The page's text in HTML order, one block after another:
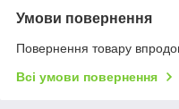
Умови повернення
Повернення товару
Всі умови повернення